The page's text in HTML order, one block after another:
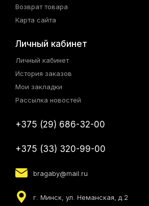
Возврат товара
Карта сайта
Личный кабинет
Личный кабинет
История заказов
Мои закладки
Рассылка новостей
+375 (29) 686-32-00
+375 (33) 320-99-00
bragaby@mail.ru
г. Минск, ул. Неманская, д.2